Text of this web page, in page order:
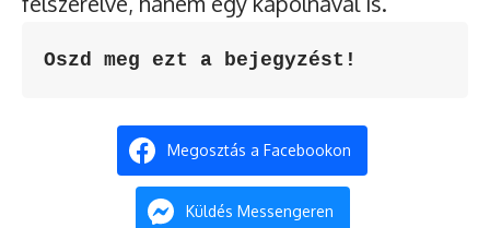
Oszd meg ezt a bejegyzést!
Megosztás a Facebookon
Küldés Messengeren